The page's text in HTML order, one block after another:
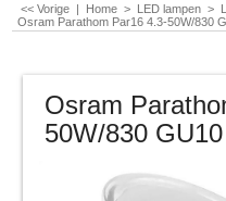
<< Vorige | Home > LED lampen >
Osram Parathom Par16 4.3-50W/830
Osram
50W/830